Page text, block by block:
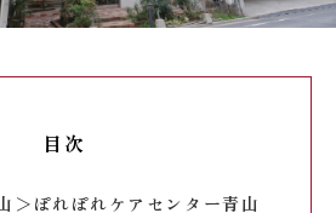
目次
＞ぽれぽれケアセンター青山